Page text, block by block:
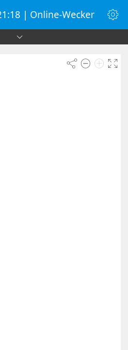
| Online-Wecker